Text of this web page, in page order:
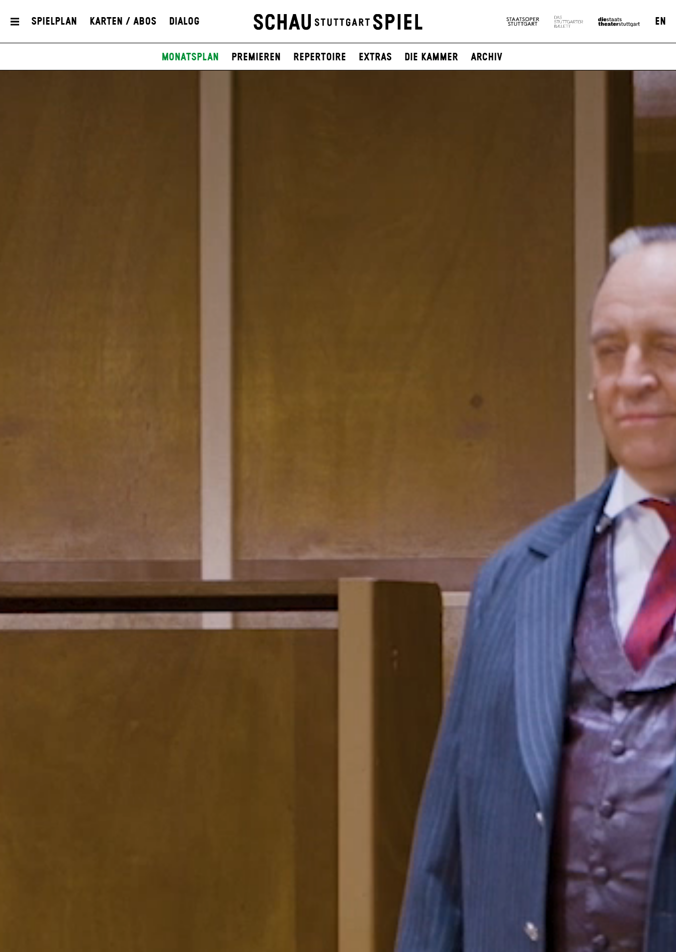
Spielplan Karten / Abos Dialog EN
Monatsplan Premieren Repertoire Extras Die Kammer Archiv